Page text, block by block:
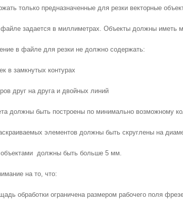
только предназначенные для резки векторные
задается в миллиметрах. Объекты должны иметь
в файле для резки не должно содержать:
в замкнутых контурах
друг на друга и двойных линий
должны быть построены по минимально возможному
элементов должны быть скруглены на
должны быть больше 5 мм.
на то, что:
обработки ограничена размером рабочего поля